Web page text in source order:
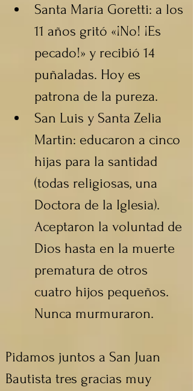
Santa María Goretti: a los
11 años gritó «¡No! ¡Es
pecado!» y recibió 14
puñaladas. Hoy es
patrona de la pureza.
San Luis y Santa Zelia
Martin: educaron a cinco
hijas para la santidad
(todas religiosas, una
Doctora de la Iglesia).
Aceptaron la voluntad de
Dios hasta en la muerte
prematura de otros
cuatro hijos pequeños.
Nunca murmuraron.
Pidamos juntos a San Juan
Bautista tres gracias muy